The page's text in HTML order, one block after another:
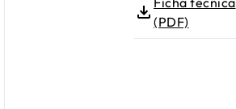
(PDF)